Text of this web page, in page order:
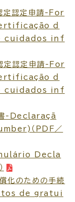
婚
職・退職
ガ
定認定申請-For
d
cuidados inf
定認定申請-For
d
cuidados inf
書-Declaraçã
（PDF／
Decla
化のための手続
de gratui